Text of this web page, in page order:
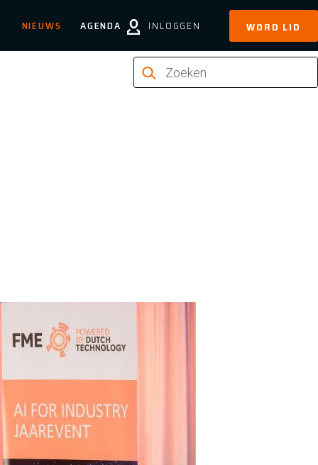
NIEUWS AGENDA INLOGGEN WORD LID